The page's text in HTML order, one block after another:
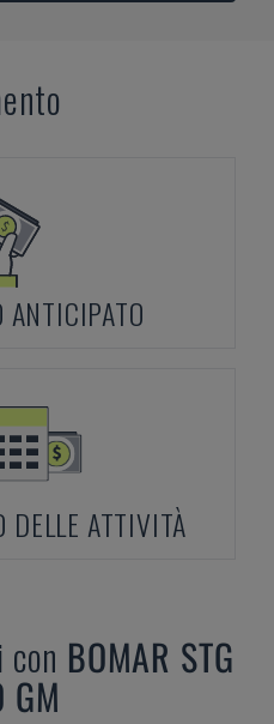
ANTICIPATO
DELLE ATTIVITÀ
BOMAR STG